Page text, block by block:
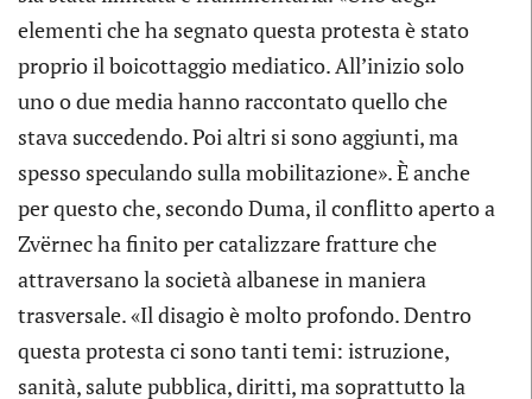
elementi che ha segnato questa protesta è stato
proprio il boicottaggio mediatico. All’inizio solo
uno o due media hanno raccontato quello che
stava succedendo. Poi altri si sono aggiunti, ma
spesso speculando sulla mobilitazione». È anche
per questo che, secondo Duma, il conflitto aperto a
Zvërnec ha finito per catalizzare fratture che
attraversano la società albanese in maniera
trasversale. «Il disagio è molto profondo. Dentro
questa protesta ci sono tanti temi: istruzione,
sanità, salute pubblica, diritti, ma soprattutto la